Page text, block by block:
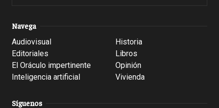
Navega
Audiovisual
Editoriales
El Oráculo impertinente
Inteligencia artificial
Historia
Libros
Opinión
Vivienda
Síguenos